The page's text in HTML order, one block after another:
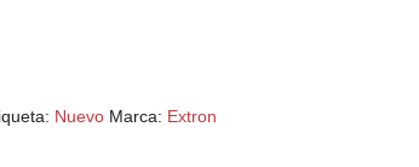
Nuevo Marca: Extron